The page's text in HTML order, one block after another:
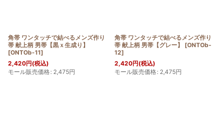
角帯 ワンタッチで結べるメンズ作り
帯 献上柄 男帯【黒ｘ生成り】
[ONTOb-11]
2,420円(税込)
モール販売価格: 2,475円
角帯 ワンタッチで結べるメンズ作り
帯 献上柄 男帯【グレー】
[ONTOb-
12]
2,420円(税込)
モール販売価格: 2,475円